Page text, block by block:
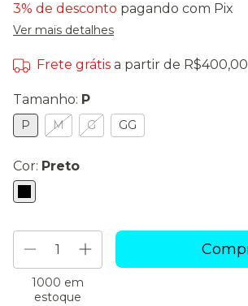
3% de desconto pagando com Pix
Ver mais detalhes
Frete grátis a partir de R$400,00
Tamanho: P
P M G GG
Cor: Preto
1000 em
estoque